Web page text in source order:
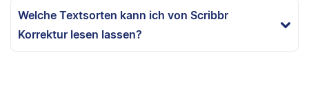
Welche Textsorten kann ich von Scribbr
Korrektur lesen lassen?